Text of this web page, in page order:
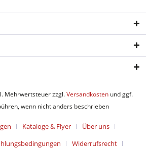
Mehrwertsteuer zzgl.Versandkosten und ggf.
wenn nicht anders beschrieben
Kataloge & Flyer
Über uns
Widerrufsrecht